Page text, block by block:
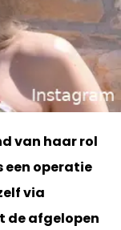
van haar rol
een operatie
via
de afgelopen